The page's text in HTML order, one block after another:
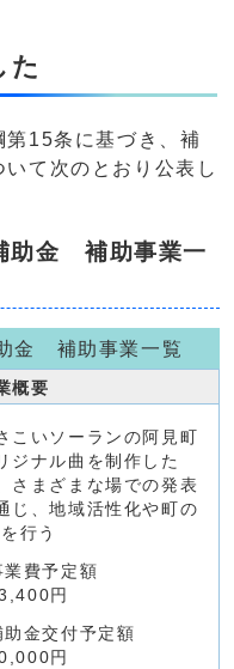
た
第15条に基づき、補
て次のとおり公表し
助金 補助事業一
金 補助事業一覧
概要
こいソーランの阿見町
ジナル曲を制作した
さまざまな場での発表
じ、地域活性化や町の
行う
業費予定額
円
助金交付予定額
円